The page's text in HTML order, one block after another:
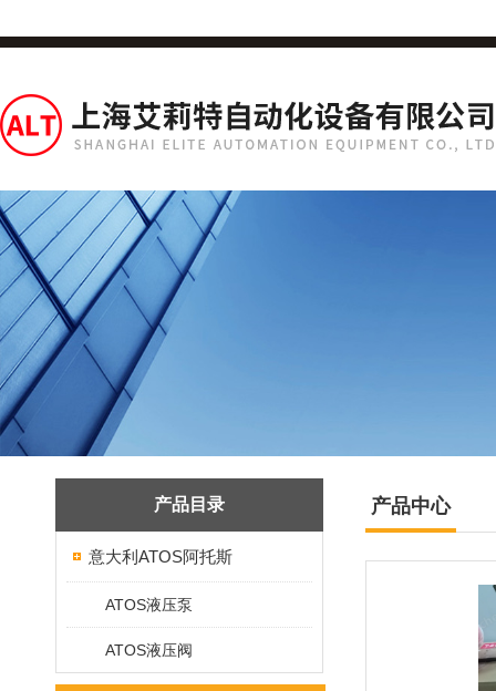
产品目录
意大利ATOS阿托斯
ATOS液压泵
ATOS液压阀
产品中心